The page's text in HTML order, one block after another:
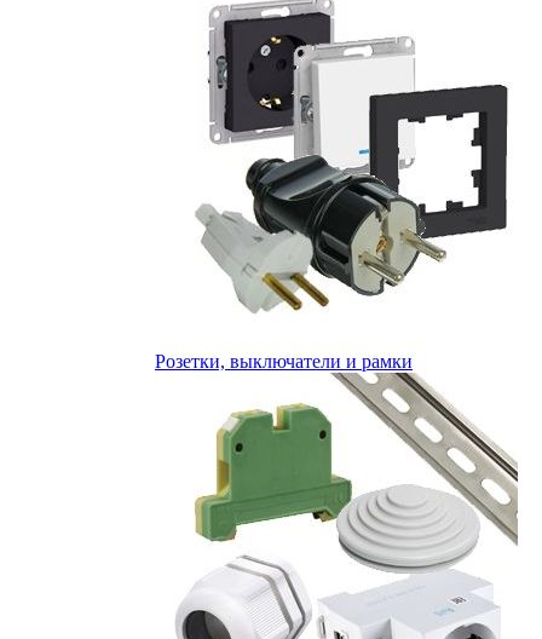
Розетки, выключатели и рамки